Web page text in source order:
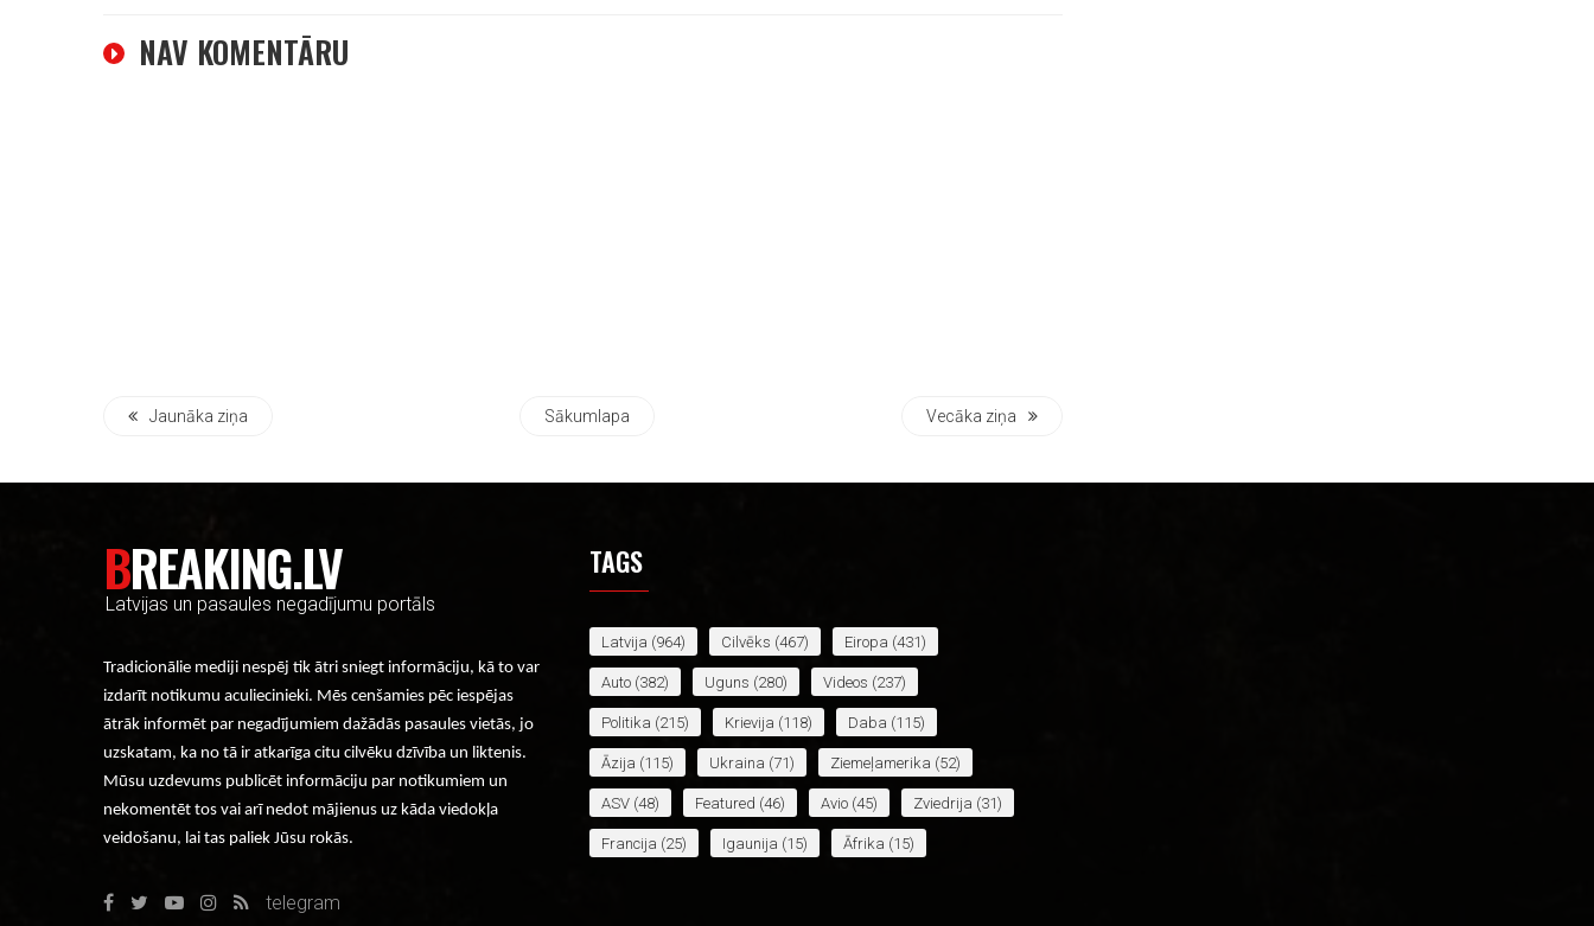
NAV KOMENTĀRU
Jaunāka ziņa Sākumlapa Vecāka ziņa
BREAKING.LV
Latvijas un pasaules negadījumu portāls
Tradicionālie mediji nespēj tik ātri sniegt informāciju, kā to var
izdarīt notikumu aculiecinieki. Mēs cenšamies pēc iespējas
ātrāk informēt par negadījumiem dažādās pasaules vietās, jo
uzskatam, ka no tā ir atkarīga citu cilvēku dzīvība un liktenis.
Mūsu uzdevums publicēt informāciju par notikumiem un
nekomentēt tos vai arī nedot mājienus uz kāda viedokļa
veidošanu, lai tas paliek Jūsu rokās.
telegram
TAGS
Latvija (964) Cilvēks (467) Eiropa (431)
Auto (382) Uguns (280) Videos (237)
Politika (215) Krievija (118) Daba (115)
Āzija (115) Ukraina (71) Ziemeļamerika (52)
ASV (48) Featured (46) Avio (45) Zviedrija (31)
Francija (25) Igaunija (15) Āfrika (15)